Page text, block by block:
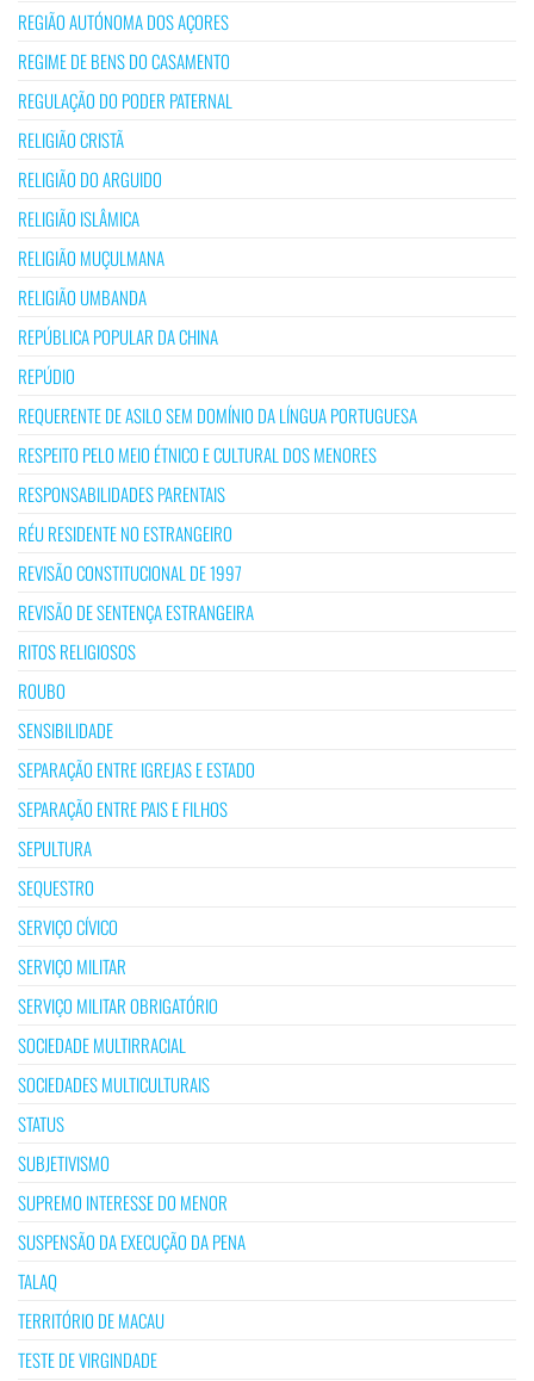
REGIÃO AUTÓNOMA DOS AÇORES
REGIME DE BENS DO CASAMENTO
REGULAÇÃO DO PODER PATERNAL
RELIGIÃO CRISTÃ
RELIGIÃO DO ARGUIDO
RELIGIÃO ISLÂMICA
RELIGIÃO MUÇULMANA
RELIGIÃO UMBANDA
REPÚBLICA POPULAR DA CHINA
REPÚDIO
REQUERENTE DE ASILO SEM DOMÍNIO DA LÍNGUA PORTUGUESA
RESPEITO PELO MEIO ÉTNICO E CULTURAL DOS MENORES
RESPONSABILIDADES PARENTAIS
RÉU RESIDENTE NO ESTRANGEIRO
REVISÃO CONSTITUCIONAL DE 1997
REVISÃO DE SENTENÇA ESTRANGEIRA
RITOS RELIGIOSOS
ROUBO
SENSIBILIDADE
SEPARAÇÃO ENTRE IGREJAS E ESTADO
SEPARAÇÃO ENTRE PAIS E FILHOS
SEPULTURA
SEQUESTRO
SERVIÇO CÍVICO
SERVIÇO MILITAR
SERVIÇO MILITAR OBRIGATÓRIO
SOCIEDADE MULTIRRACIAL
SOCIEDADES MULTICULTURAIS
STATUS
SUBJETIVISMO
SUPREMO INTERESSE DO MENOR
SUSPENSÃO DA EXECUÇÃO DA PENA
TALAQ
TERRITÓRIO DE MACAU
TESTE DE VIRGINDADE